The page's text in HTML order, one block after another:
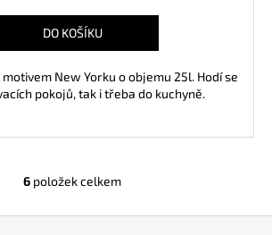
DO KOŠÍKU
New Yorku o objemu 25l. Hodí se
pokojů, tak i třeba do kuchyně.
O
6 položek celkem